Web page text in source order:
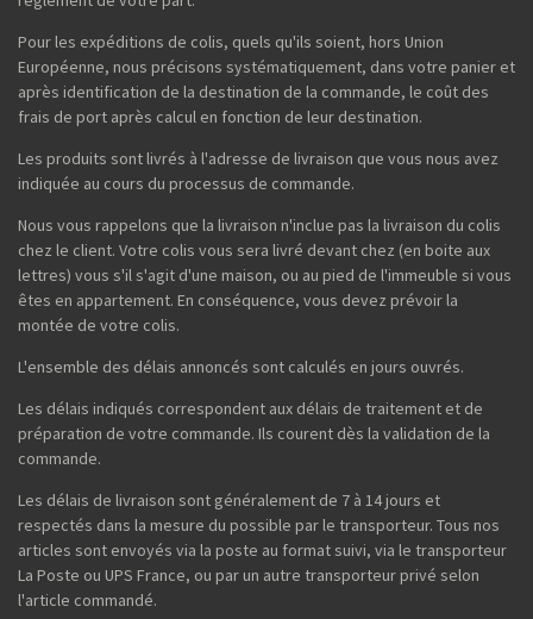
Pour les expéditions de colis, quels qu'ils soient, hors Union
Européenne, nous précisons systématiquement, dans votre panier et
après identification de la destination de la commande, le coût des
frais de port après calcul en fonction de leur destination.
Les produits sont livrés à l'adresse de livraison que vous nous avez
indiquée au cours du processus de commande.
Nous vous rappelons que la livraison n'inclue pas la livraison du colis
chez le client. Votre colis vous sera livré devant chez (en boite aux
lettres) vous s'il s'agit d'une maison, ou au pied de l'immeuble si vous
êtes en appartement. En conséquence, vous devez prévoir la
montée de votre colis.
L'ensemble des délais annoncés sont calculés en jours ouvrés.
Les délais indiqués correspondent aux délais de traitement et de
préparation de votre commande. Ils courent dès la validation de la
commande.
Les délais de livraison sont généralement de 7 à 14 jours et
respectés dans la mesure du possible par le transporteur. Tous nos
articles sont envoyés via la poste au format suivi, via le transporteur
La Poste ou UPS France, ou par un autre transporteur privé selon
l'article commandé.